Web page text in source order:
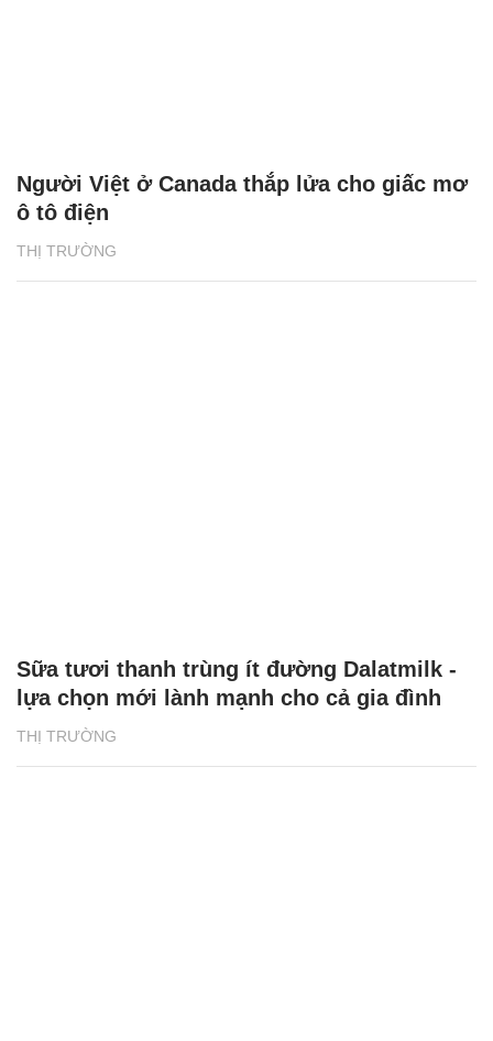
THỊ TRƯỜNG
Người Việt ở Canada thắp lửa cho giấc mơ
ô tô điện
THỊ TRƯỜNG
Sữa tươi thanh trùng ít đường Dalatmilk -
lựa chọn mới lành mạnh cho cả gia đình